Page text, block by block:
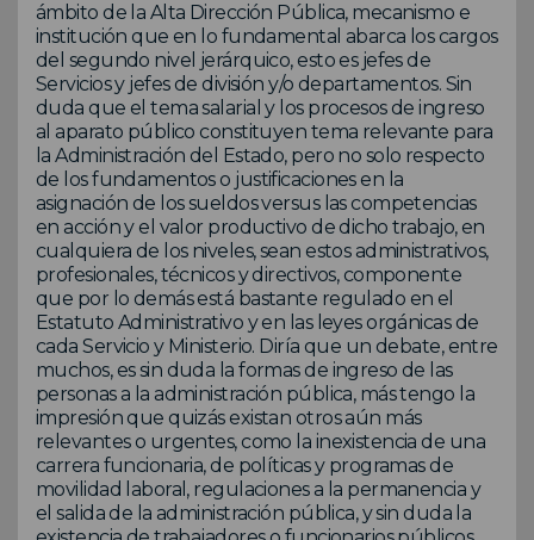
ámbito de la Alta Dirección Pública, mecanismo e
institución que en lo fundamental abarca los cargos
del segundo nivel jerárquico, esto es jefes de
Servicios y jefes de división y/o departamentos. Sin
duda que el tema salarial y los procesos de ingreso
al aparato público constituyen tema relevante para
la Administración del Estado, pero no solo respecto
de los fundamentos o justificaciones en la
asignación de los sueldos versus las competencias
en acción y el valor productivo de dicho trabajo, en
cualquiera de los niveles, sean estos administrativos,
profesionales, técnicos y directivos, componente
que por lo demás está bastante regulado en el
Estatuto Administrativo y en las leyes orgánicas de
cada Servicio y Ministerio. Diría que un debate, entre
muchos, es sin duda la formas de ingreso de las
personas a la administración pública, más tengo la
impresión que quizás existan otros aún más
relevantes o urgentes, como la inexistencia de una
carrera funcionaria, de políticas y programas de
movilidad laboral, regulaciones a la permanencia y
el salida de la administración pública, y sin duda la